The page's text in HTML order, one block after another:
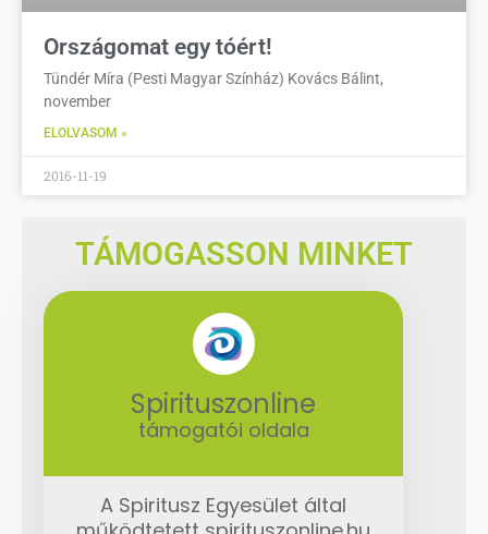
Országomat egy tóért!
Tündér Míra (Pesti Magyar Színház) Kovács Bálint,
november
ELOLVASOM »
2016-11-19
TÁMOGASSON MINKET
Spirituszonline
támogatói oldala
A Spiritusz Egyesület által